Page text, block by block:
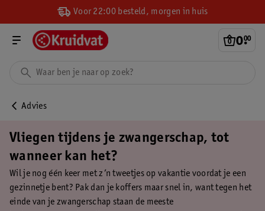
Voor 22:00 besteld, morgen in huis
0.
00
Advies
Vliegen tijdens je zwangerschap, tot
wanneer kan het?
Wil je nog één keer met z’n tweetjes op vakantie voordat je een
gezinnetje bent? Pak dan je koffers maar snel in, want tegen het
einde van je zwangerschap staan de meeste